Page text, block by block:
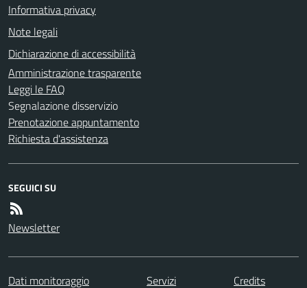
Informativa privacy
Note legali
Dichiarazione di accessibilità
Amministrazione trasparente
Leggi le FAQ
Segnalazione disservizio
Prenotazione appuntamento
Richiesta d'assistenza
SEGUICI SU
Newsletter
Dati monitoraggio Servizi Credits